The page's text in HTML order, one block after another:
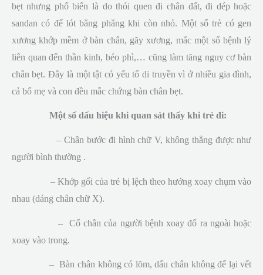
bẹt nhưng phổ biến là do thói quen đi chân đất, đi dép hoặc
sandan có đế lót bằng phẳng khi còn nhỏ. Một số trẻ có gen
xương khớp mềm ở bàn chân, gãy xương, mắc một số bệnh lý
liên quan đến thần kinh, béo phì,… cũng làm tăng nguy cơ bàn
chân bẹt. Đây là một tật có yếu tố di truyền vì ở nhiều gia đình,
cả bố mẹ và con đều mắc chứng bàn chân bẹt.
Một số dấu hiệu khi quan sát thấy khi trẻ đi:
– Chân bước đi hình chữ V, không thẳng được như
người bình thường .
– Khớp gối của trẻ bị lệch theo hướng xoay chụm vào
nhau (dáng chân chữ X).
– Cổ chân của người bệnh xoay đổ ra ngoài hoặc
xoay vào trong.
– Bàn chân không có lõm, dấu chân không để lại vết